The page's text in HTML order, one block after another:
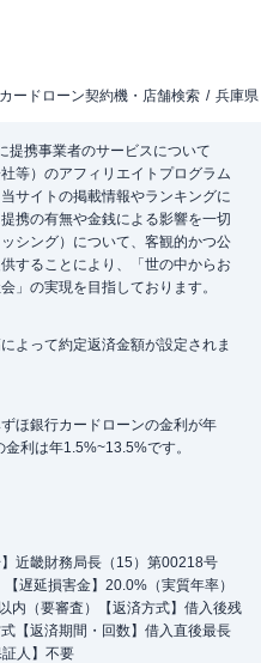
23:30
23:30
Ｆ
ードローン契約機・店舗検索 兵庫県
提携事業者のサービスについて
等）のアフィリエイトプログラム
サイトの掲載情報やランキングに
携の有無や金銭による影響を一切
シング）について、客観的かつ公
することにより、「世の中からお
」の実現を目指しております。
よって約定返済金額が設定されま
ほ銀行カードローンの金利が年
利は年1.5%~13.5%です。
近畿財務局長（15）第00218号
遅延損害金】20.0%（実質年率）
内（要審査）【返済方式】借入後残
【返済期間・回数】借入直後最長
人】不要